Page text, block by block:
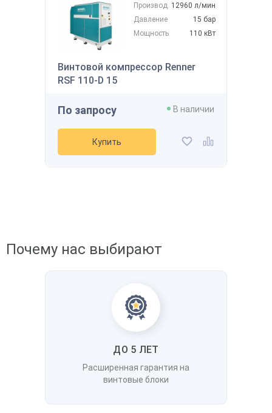
Винтовой компрессор Renner
RSF 110-D 15
Производ. 12960 л/мин
Давление
15 бар
Мощность
110 кВт
По запросу В наличии
Купить
Почему нас выбирают
ДО 5 ЛЕТ
Расширенная гарантия на
винтовые блоки
Скидка будет забронирована на
введенный вами номер в течение 30
Ваш номер телефона*
В наличии
Производительность
Мощность
Рассчитать стоимость доставки
Купить Получить скидку